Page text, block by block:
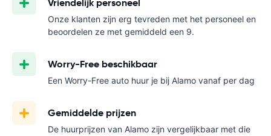
Vriendelijk personeel
Onze klanten zijn erg tevreden met het personeel en
beoordelen ze met gemiddeld een 9.
Worry-Free beschikbaar
Een Worry-Free auto huur je bij Alamo vanaf per dag
Gemiddelde prijzen
De huurprijzen van Alamo zijn vergelijkbaar met die